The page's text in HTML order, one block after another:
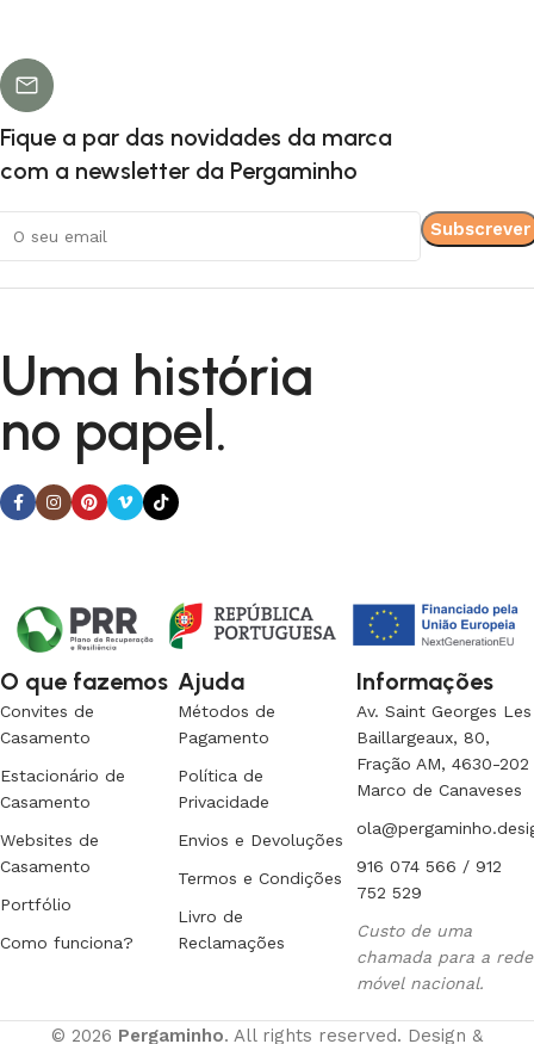
Fique a par das novidades da marca
com a newsletter da Pergaminho
O que fazemos
Convites de
Casamento
Estacionário de
Casamento
Websites de
Casamento
Portfólio
Como funciona?
Ajuda
Métodos de
Pagamento
Política de
Privacidade
Envios e Devoluções
Termos e Condições
Livro de
Reclamações
Informações
Av. Saint Georges Les
Baillargeaux, 80,
Fração AM, 4630-202
Marco de Canaveses
916 074 566 / 912
752 529
Custo de uma
chamada para a rede
móvel nacional.
Uma história
no papel.
© 2026 Pergaminho. All rights reserved. Design &